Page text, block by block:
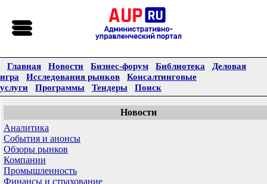
Главная Новости Бизнес-форум Библиотека
Деловая
игра
Исследования рынков
Консалтинговые
услуги
Программы Тендеры Поиск
Новости
Аналитика
События и анонсы
Обзоры рынков
Компании
Промышленность
Финансы и страхование